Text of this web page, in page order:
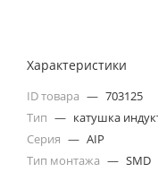
Характеристики
ID товара — 703125
Тип — катушка
Серия — AIP
Тип монтажа — SMD